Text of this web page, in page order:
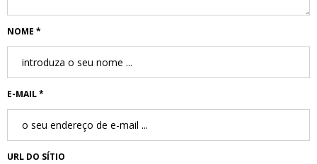
NOME *
E-MAIL *
URL DO SÍTIO